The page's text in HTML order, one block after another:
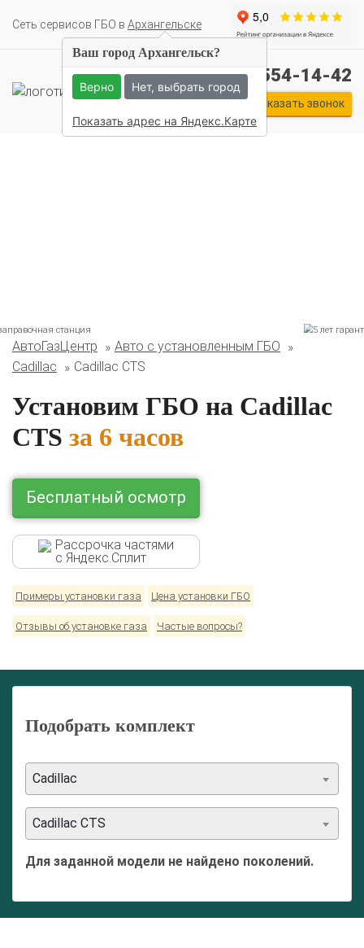
Cеть сервисов ГБО в Архангельске
Комплекты ГБО на иномарки:
BMW
Ford
+7 (911) 554-14-42
Заказать звонок
АвтоГазЦентр
Авто с установленным ГБО
Cadillac
Cadillac CTS
Установим ГБО на Cadillac
CTS за 6 часов
Бесплатный осмотр
Рассрочка частями
с Яндекс.Сплит
Примеры установки газа Цена установки ГБО
Отзывы об установке газа Частые вопросы?
Подобрать комплект
Cadillac
Cadillac CTS
Для заданной модели не найдено поколений.
Ваш город Архангельск?
Верно Нет, выбрать город
Показать адрес на Яндекс.Карте